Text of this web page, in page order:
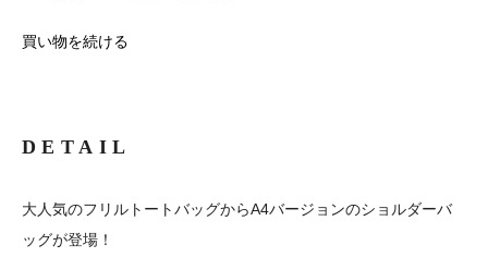
買い物を続ける
DETAIL
大人気のフリルトートバッグからA4バージョンのショルダーバ
ッグが登場！